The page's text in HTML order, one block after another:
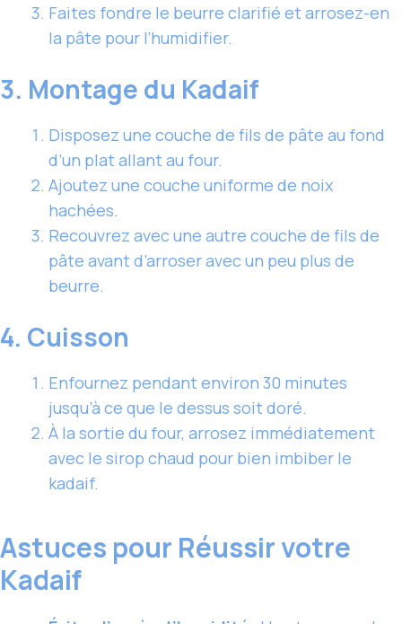
Faites fondre le beurre clarifié et arrosez-en
la pâte pour l’humidifier.
3. Montage du Kadaif
Disposez une couche de fils de pâte au fond
d’un plat allant au four.
Ajoutez une couche uniforme de noix
hachées.
Recouvrez avec une autre couche de fils de
pâte avant d’arroser avec un peu plus de
beurre.
4. Cuisson
Enfournez pendant environ 30 minutes
jusqu’à ce que le dessus soit doré.
À la sortie du four, arrosez immédiatement
avec le sirop chaud pour bien imbiber le
kadaif.
Astuces pour Réussir votre
Kadaif